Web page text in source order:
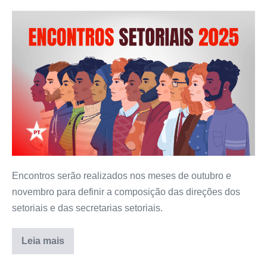
Encontros serão realizados nos meses de outubro e
novembro para definir a composição das direções dos
setoriais e das secretarias setoriais.
Leia mais